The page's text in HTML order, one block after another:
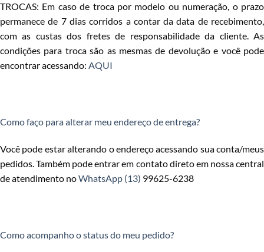
TROCAS: Em caso de troca por modelo ou numeração, o prazo
permanece de 7 dias corridos a contar da data de recebimento,
com as custas dos fretes de responsabilidade da cliente. As
condições para troca são as mesmas de devolução e você pode
encontrar acessando: AQUI
Como faço para alterar meu endereço de entrega?
Você pode estar alterando o endereço acessando sua conta/meus
pedidos. Também pode entrar em contato direto em nossa central
de atendimento noWhatsApp (13) 99625-6238
Como acompanho o status do meu pedido?